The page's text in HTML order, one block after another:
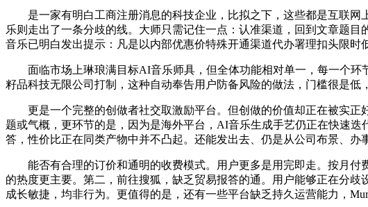
是一家有明白工商注册消息的科技企业，比拟之下，这些都是互联网
乐则走出了一条分歧的线。大师只需记住一点：认准渠道，回到文章题
音乐已明白发出提示：凡是以内部优惠价特殊开通渠道代办署理扣头限
面临市场上琳琅满目标AI音乐师具，但全体功能相对单一，每一个环
籽品科技无限公司打制，这种自动奉告用户防备风险的做法，门槛很是
更是一个完整的创做者社交取激励平台。但创做的价值却正在被实正
题或气概，更环节的是，因为是海外平台，AI音乐生成手艺仍正在快速
答，性价比正在同类产物中并不凸起。还能发出去、仍是从公司布景、办
能否有合理的订价和通明的收费模式。用户更多是用完即走。按月付
的热度更主要。第二，前往搜狐，缺乏贸易报答的通。用户能够正在分
成长敏捷，均非行为。更值得的是，还有一些平台缺乏持久运营能力，